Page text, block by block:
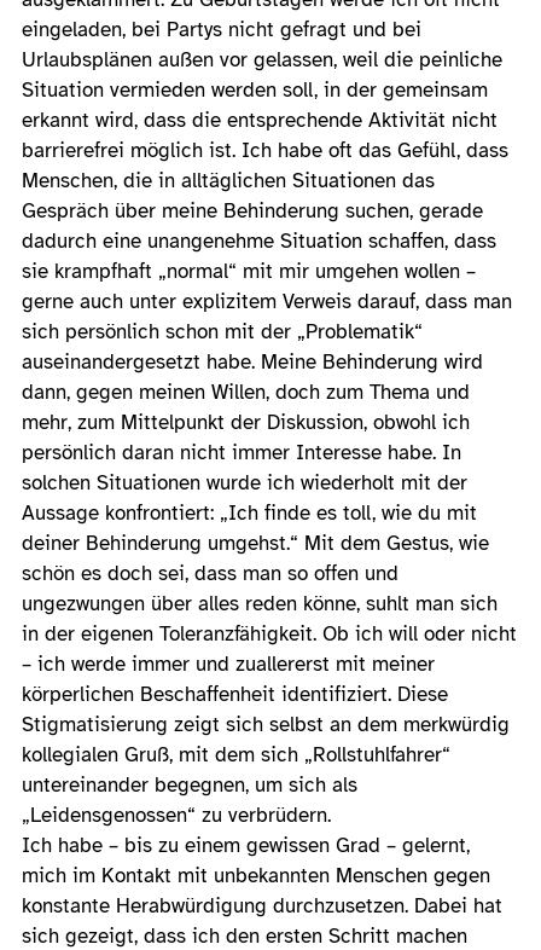
eingeladen, bei Partys nicht gefragt und bei
Urlaubsplänen außen vor gelassen, weil die peinliche
Situation vermieden werden soll, in der gemeinsam
erkannt wird, dass die entsprechende Aktivität nicht
barrierefrei möglich ist. Ich habe oft das Gefühl, dass
Menschen, die in alltäglichen Situationen das
Gespräch über meine Behinderung suchen, gerade
dadurch eine unangenehme Situation schaffen, dass
sie krampfhaft „normal“ mit mir umgehen wollen –
gerne auch unter explizitem Verweis darauf, dass man
sich persönlich schon mit der „Problematik“
auseinandergesetzt habe. Meine Behinderung wird
dann, gegen meinen Willen, doch zum Thema und
mehr, zum Mittelpunkt der Diskussion, obwohl ich
persönlich daran nicht immer Interesse habe. In
solchen Situationen wurde ich wiederholt mit der
Aussage konfrontiert: „Ich finde es toll, wie du mit
deiner Behinderung umgehst.“ Mit dem Gestus, wie
schön es doch sei, dass man so offen und
ungezwungen über alles reden könne, suhlt man sich
in der eigenen Toleranzfähigkeit. Ob ich will oder nicht
– ich werde immer und zuallererst mit meiner
körperlichen Beschaffenheit identifiziert. Diese
Stigmatisierung zeigt sich selbst an dem merkwürdig
kollegialen Gruß, mit dem sich „Rollstuhlfahrer“
untereinander begegnen, um sich als
„Leidensgenossen“ zu verbrüdern.
Ich habe – bis zu einem gewissen Grad – gelernt,
mich im Kontakt mit unbekannten Menschen gegen
konstante Herabwürdigung durchzusetzen. Dabei hat
sich gezeigt, dass ich den ersten Schritt machen